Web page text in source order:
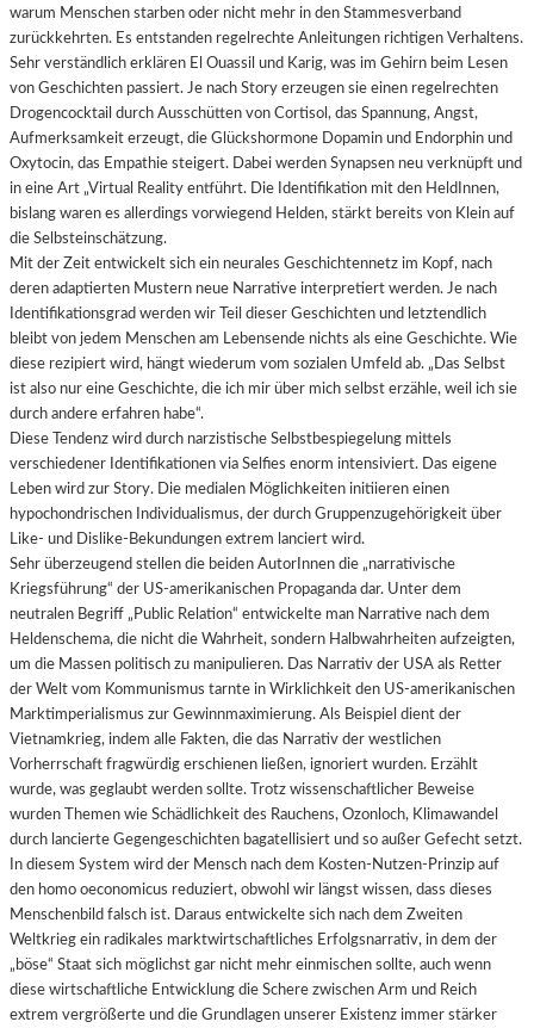
warum Menschen starben oder nicht mehr in den Stammesverband
zurückkehrten. Es entstanden regelrechte Anleitungen richtigen Verhaltens.
Sehr verständlich erklären El Ouassil und Karig, was im Gehirn beim Lesen
von Geschichten passiert. Je nach Story erzeugen sie einen regelrechten
Drogencocktail durch Ausschütten von Cortisol, das Spannung, Angst,
Aufmerksamkeit erzeugt, die Glückshormone Dopamin und Endorphin und
Oxytocin, das Empathie steigert. Dabei werden Synapsen neu verknüpft und
in eine Art „Virtual Reality entführt. Die Identifikation mit den HeldInnen,
bislang waren es allerdings vorwiegend Helden, stärkt bereits von Klein auf
die Selbsteinschätzung.
Mit der Zeit entwickelt sich ein neurales Geschichtennetz im Kopf, nach
deren adaptierten Mustern neue Narrative interpretiert werden. Je nach
Identifikationsgrad werden wir Teil dieser Geschichten und letztendlich
bleibt von jedem Menschen am Lebensende nichts als eine Geschichte. Wie
diese rezipiert wird, hängt wiederum vom sozialen Umfeld ab. „Das Selbst
ist also nur eine Geschichte, die ich mir über mich selbst erzähle, weil ich sie
durch andere erfahren habe“.
Diese Tendenz wird durch narzistische Selbstbespiegelung mittels
verschiedener Identifikationen via Selfies enorm intensiviert. Das eigene
Leben wird zur Story. Die medialen Möglichkeiten initiieren einen
hypochondrischen Individualismus, der durch Gruppenzugehörigkeit über
Like- und Dislike-Bekundungen extrem lanciert wird.
Sehr überzeugend stellen die beiden AutorInnen die „narrativische
Kriegsführung“ der US-amerikanischen Propaganda dar. Unter dem
neutralen Begriff „Public Relation“ entwickelte man Narrative nach dem
Heldenschema, die nicht die Wahrheit, sondern Halbwahrheiten aufzeigten,
um die Massen politisch zu manipulieren. Das Narrativ der USA als Retter
der Welt vom Kommunismus tarnte in Wirklichkeit den US-amerikanischen
Marktimperialismus zur Gewinnmaximierung. Als Beispiel dient der
Vietnamkrieg, indem alle Fakten, die das Narrativ der westlichen
Vorherrschaft fragwürdig erschienen ließen, ignoriert wurden. Erzählt
wurde, was geglaubt werden sollte. Trotz wissenschaftlicher Beweise
wurden Themen wie Schädlichkeit des Rauchens, Ozonloch, Klimawandel
durch lancierte Gegengeschichten bagatellisiert und so außer Gefecht setzt.
In diesem System wird der Mensch nach dem Kosten-Nutzen-Prinzip auf
den homo oeconomicus reduziert, obwohl wir längst wissen, dass dieses
Menschenbild falsch ist. Daraus entwickelte sich nach dem Zweiten
Weltkrieg ein radikales marktwirtschaftliches Erfolgsnarrativ, in dem der
„böse“ Staat sich möglichst gar nicht mehr einmischen sollte, auch wenn
diese wirtschaftliche Entwicklung die Schere zwischen Arm und Reich
extrem vergrößerte und die Grundlagen unserer Existenz immer stärker